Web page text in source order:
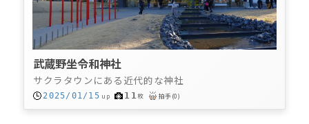
武蔵野坐令和神社
サクラタウンにある近代的な神社
2025/01/15 up 11枚 拍手(0)